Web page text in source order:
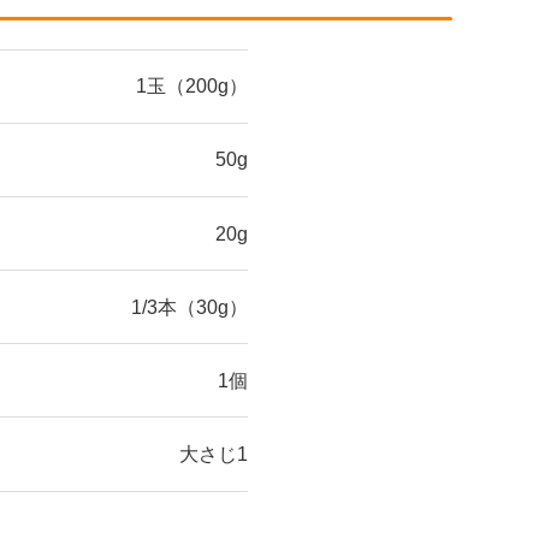
1玉（200g）
50g
20g
1/3本（30g）
1個
大さじ1